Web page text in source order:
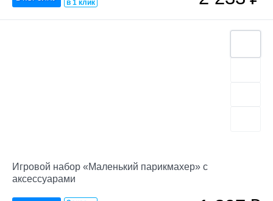
в 1 клик
Игровой набор «Маленький парикмахер» с
аксессуарами